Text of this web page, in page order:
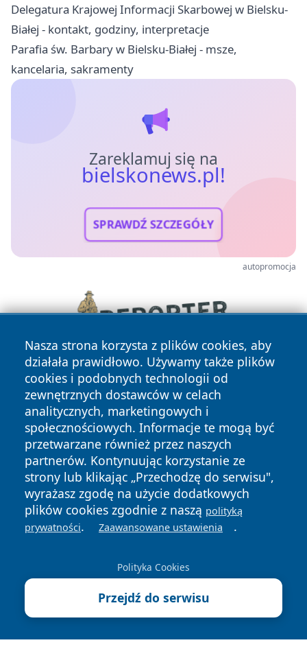
Delegatura Krajowej Informacji Skarbowej w Bielsku-
Białej - kontakt, godziny, interpretacje
Parafia św. Barbary w Bielsku-Białej - msze,
kancelaria, sakramenty
Zareklamuj się na
bielskonews.pl!
SPRAWDŹ SZCZEGÓŁY
autopromocja
Nasza strona korzysta z plików cookies, aby
działała prawidłowo. Używamy także plików
cookies i podobnych technologii od
zewnętrznych dostawców w celach
analitycznych, marketingowych i
społecznościowych. Informacje te mogą być
przetwarzane również przez naszych
partnerów. Kontynuując korzystanie ze
strony lub klikając „Przechodzę do serwisu",
wyrażasz zgodę na użycie dodatkowych
plików cookies zgodnie z naszą polityką
prywatności. Zaawansowane ustawienia .
Polityka Cookies
Przejdź do serwisu
Copyright © 2026 bielskonews.pl Wszystkie prawa
zastrzeżone.
News Autorzy
Polityka
Polityka